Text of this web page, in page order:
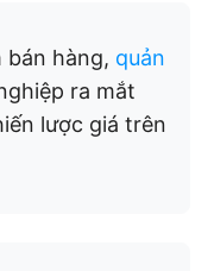
bán hàng, quản
ra mắt
lược giá trên